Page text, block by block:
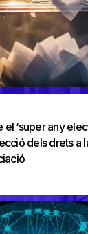
‘super any
dels drets a